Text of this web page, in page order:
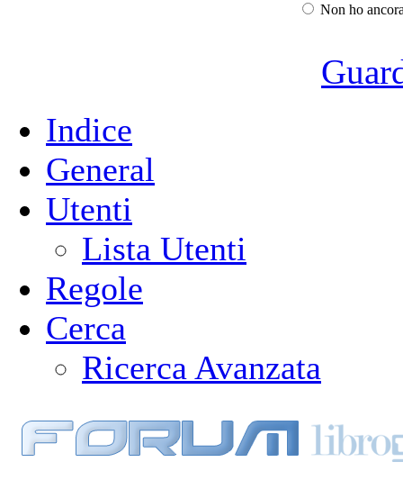
Non ho
Indice
General
Utenti
Lista Utenti
Regole
Cerca
Ricerca Avanzata